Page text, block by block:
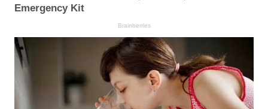
Emergency Kit
Brainberries